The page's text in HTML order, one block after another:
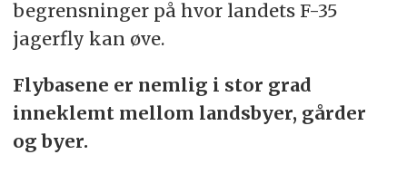
begrensninger på hvor landets F-35
jagerfly kan øve.
Flybasene er nemlig i stor grad
inneklemt mellom landsbyer, gårder
og byer.